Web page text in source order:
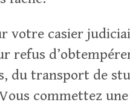
votre casier
refus
du transport de
commettez